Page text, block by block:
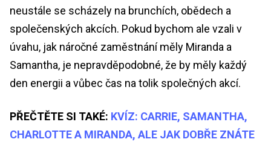
neustále se scházely na brunchích, obědech a
společenských akcích. Pokud bychom ale vzali v
úvahu, jak náročné zaměstnání měly Miranda a
Samantha, je nepravděpodobné, že by měly každý
den energii a vůbec čas na tolik společných akcí.
PŘEČTĚTE SI TAKÉ: KVÍZ: CARRIE, SAMANTHA,
CHARLOTTE A MIRANDA, ALE JAK DOBŘE ZNÁTE